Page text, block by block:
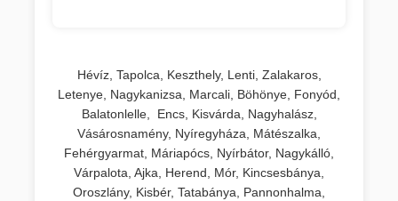
Hévíz, Tapolca, Keszthely, Lenti, Zalakaros,
Letenye, Nagykanizsa, Marcali, Böhönye, Fonyód,
Balatonlelle, Encs, Kisvárda, Nagyhalász,
Vásárosnamény, Nyíregyháza, Mátészalka,
Fehérgyarmat, Máriapócs, Nyírbátor, Nagykálló,
Várpalota, Ajka, Herend, Mór, Kincsesbánya,
Oroszlány, Kisbér, Tatabánya, Pannonhalma,